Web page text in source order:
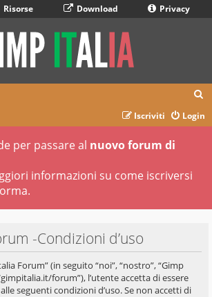
Risorse Download Privacy
r
Login
Iscriviti
per passare al nuovo forum di
informazioni su come iscriversi
-Condizioni d’uso
Forum” (in seguito “noi”, “nostro”, “Gimp
forum”), l’utente accetta di essere
seguenti condizioni d’uso. Se non accetti di